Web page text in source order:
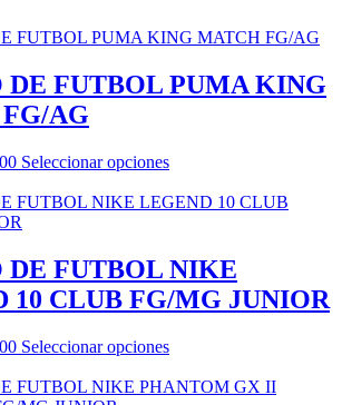
DE FUTBOL PUMA KING
AG
El
actual
es:
Seleccionar opcionesEste
tiene
Las
opciones
se
elegir
en
la
página
DE FUTBOL NIKE
10 CLUB FG/MG JUNIOR
El
actual
Seleccionar opcionesEste
tiene